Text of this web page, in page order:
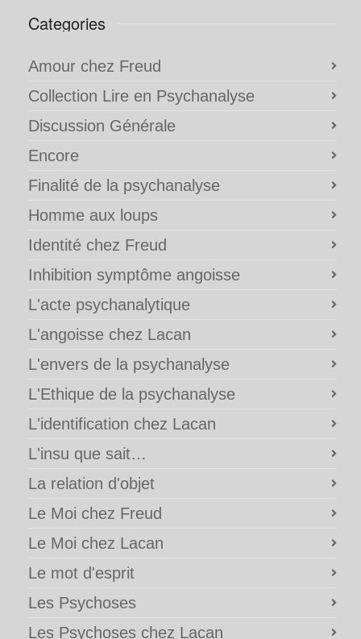
Categories
Amour chez Freud
Collection Lire en Psychanalyse
Discussion Générale
Encore
Finalité de la psychanalyse
Homme aux loups
Identité chez Freud
Inhibition symptôme angoisse
L'acte psychanalytique
L'angoisse chez Lacan
L'envers de la psychanalyse
L'Ethique de la psychanalyse
L'identification chez Lacan
L'insu que sait…
La relation d'objet
Le Moi chez Freud
Le Moi chez Lacan
Le mot d'esprit
Les Psychoses
Les Psychoses chez Lacan